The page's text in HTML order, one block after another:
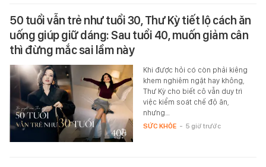
50 tuổi vẫn trẻ như tuổi 30, Thư Kỳ tiết lộ cách ăn
uống giúp giữ dáng: Sau tuổi 40, muốn giảm cân
thì đừng mắc sai lầm này
Khi được hỏi có còn phải kiêng
khem nghiêm ngặt hay không,
Thư Kỳ cho biết cô vẫn duy trì
việc kiểm soát chế độ ăn,
nhưng…
SỨC KHỎE - 5 giờ trước